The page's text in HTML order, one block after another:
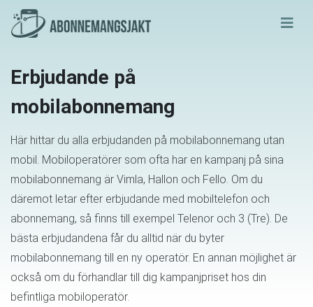
Erbjudande på
mobilabonnemang
Här hittar du alla erbjudanden på mobilabonnemang utan
mobil. Mobiloperatörer som ofta har en kampanj på sina
mobilabonnemang är Vimla, Hallon och Fello. Om du
däremot letar efter erbjudande med mobiltelefon och
abonnemang, så finns till exempel Telenor och 3 (Tre). De
bästa erbjudandena får du alltid när du byter
mobilabonnemang till en ny operatör. En annan möjlighet är
också om du förhandlar till dig kampanjpriset hos din
befintliga mobiloperatör.